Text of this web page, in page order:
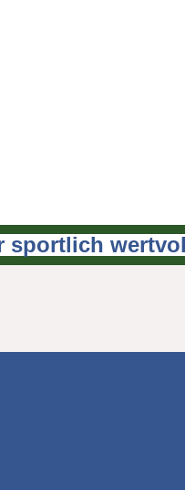
sportlich